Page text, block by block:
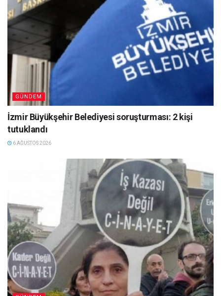
GÜNDEM
İzmir Büyükşehir Belediyesi soruşturması: 2 kişi
tutuklandı
6 AĞUSTOS 2026